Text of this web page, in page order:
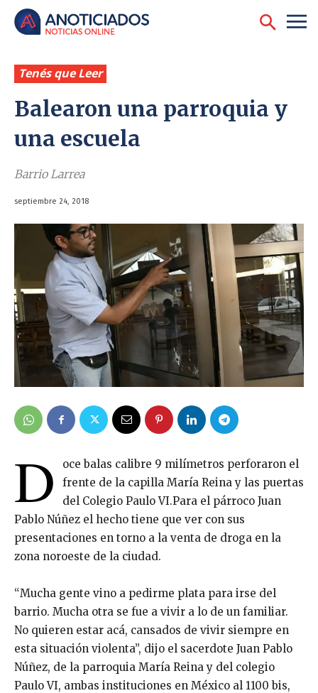
Tenés que Leer
Balearon una parroquia y
una escuela
Barrio Larrea
septiembre 24, 2018
D
oce balas calibre 9 milímetros perforaron el
frente de la capilla María Reina y las puertas
del Colegio Paulo VI.Para el párroco Juan
Pablo Núñez el hecho tiene que ver con sus
presentaciones en torno a la venta de droga en la
zona noroeste de la ciudad.
“Mucha gente vino a pedirme plata para irse del
barrio. Mucha otra se fue a vivir a lo de un familiar.
No quieren estar acá, cansados de vivir siempre en
esta situación violenta”, dijo el sacerdote Juan Pablo
Núñez, de la parroquia María Reina y del colegio
Paulo VI, ambas instituciones en México al 1100 bis,